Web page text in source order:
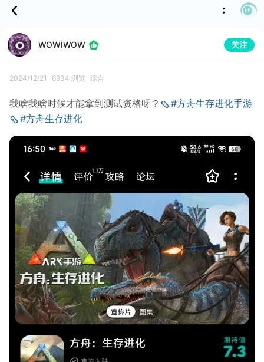
WOWIWOW 关注
2024/12/21 6934 浏览 综合
我啥我啥时候才能拿到测试资格呀？
#方舟生存进化手游
#方舟生存进化